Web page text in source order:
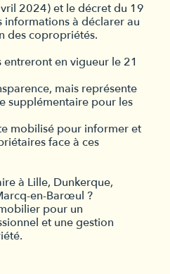
2024) et le décret du 19
à déclarer au
des copropriétés.
en vigueur le 21
mais représente
supplémentaire pour les
mobilisé pour informer et
face à ces
à Lille, Dunkerque,
en-Barœul ?
pour un
et une gestion